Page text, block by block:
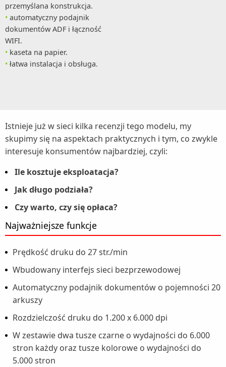
przemyślana konstrukcja.
automatyczny podajnik
dokumentów ADF i łączność
WIFI.
kaseta na papier.
łatwa instalacja i obsługa.
Istnieje już w sieci kilka recenzji tego modelu, my
skupimy się na aspektach praktycznych i tym, co zwykle
interesuje konsumentów najbardziej, czyli:
Ile kosztuje eksploatacja?
Jak długo podziała?
Czy warto, czy się opłaca?
Najważniejsze funkcje
Prędkość druku do 27 str./min
Wbudowany interfejs sieci bezprzewodowej
Automatyczny podajnik dokumentów o pojemności 20
arkuszy
Rozdzielczość druku do 1.200 x 6.000 dpi
W zestawie dwa tusze czarne o wydajności do 6.000
stron każdy oraz tusze kolorowe o wydajności do
5.000 stron